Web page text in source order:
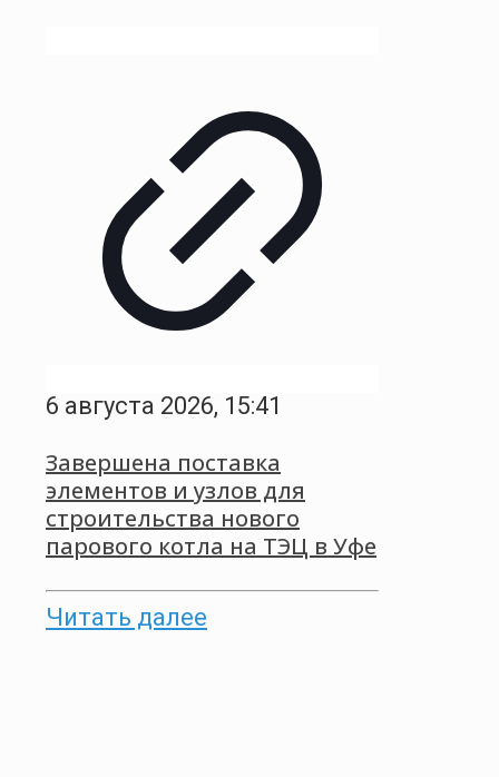
6 августа 2026, 15:41
Завершена поставка
элементов и узлов для
строительства нового
парового котла на ТЭЦ в Уфе
Читать далее